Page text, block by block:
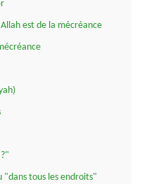
est de la mécréance
tous les endroits"